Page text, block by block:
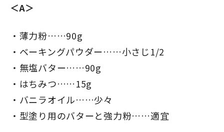
＜A＞
薄力粉……90g
ベーキングパウダー……小さじ1/2
無塩バター……90g
はちみつ……15g
バニラオイル……少々
型塗り用のバターと強力粉……適宜